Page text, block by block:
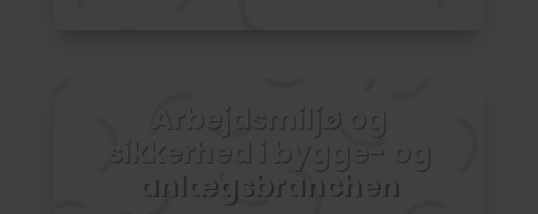
Arbejdsmiljø og
sikkerhed i bygge- og
anlægs­­branchen